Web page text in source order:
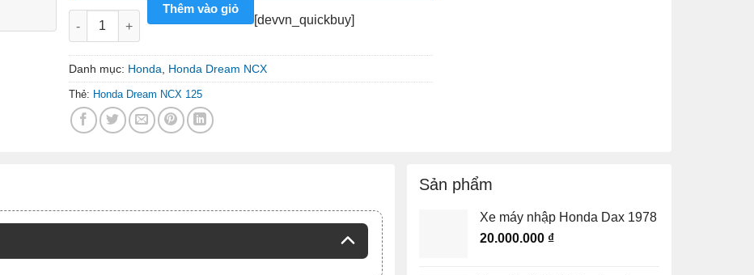
Xe máy nhập Honda Dream NCX 125 màu đen số lượng
Thêm vào giỏ
[devvn_quickbuy]
Danh mục: Honda Honda Dream NCX
Thẻ: Honda Dream NCX 125
Sản phẩm
Xe máy nhập Honda Dax 1978
20.000.000 ₫